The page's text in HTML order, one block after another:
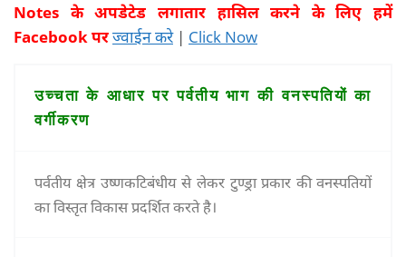
Notes के अपडेटेड लगातार हासिल करने के लिए हमें
Facebookपरज्वाईन करे| Click Now
उच्चता के आधार पर पर्वतीय भाग की वनस्पतियों का
वर्गीकरण
पर्वतीय क्षेत्र उष्णकटिबंधीय से लेकर टुण्ड्रा प्रकार की वनस्पतियों
का विस्तृत विकास प्रदर्शित करते है।